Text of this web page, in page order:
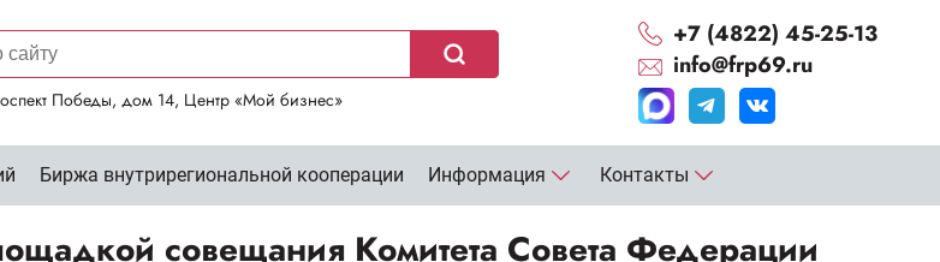
Победы, дом 14, Центр «Мой бизнес»
+7 (4822) 45-25-13
info@frp69.ru
Биржа внутрирегиональной кооперации Информация Контакты
совещания Комитета Совета Федерации